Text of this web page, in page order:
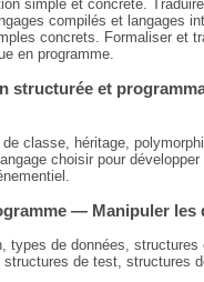
simple et concrète.
compilés et langages
concrets. Formaliser et
en programme.
structurée et
classe, héritage,
choisir pour développer
— Manipuler les
types de données, structures
de test, structures